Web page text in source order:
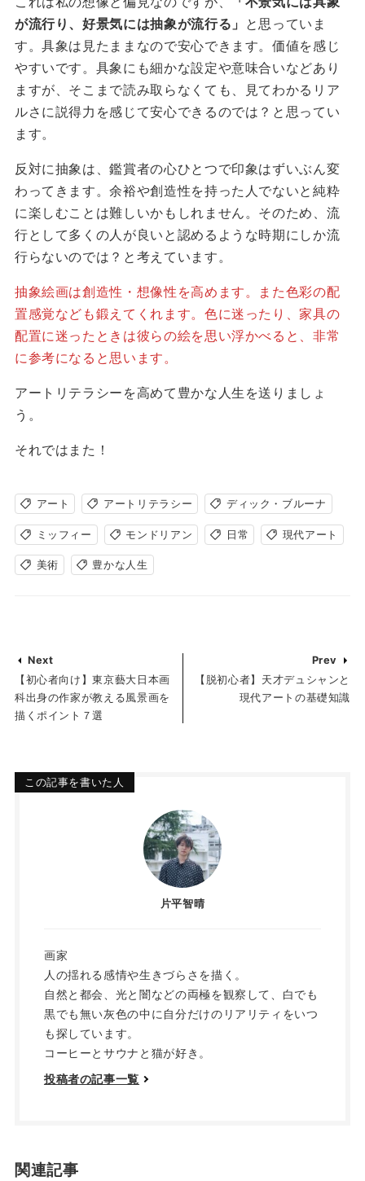
が流行り、好景気には抽象が流行る」 と思っていま
す。具象は見たままなので安心できます。価値を感じ
やすいです。具象にも細かな設定や意味合いなどあり
ますが、そこまで読み取らなくても、見てわかるリア
ルさに説得力を感じて安心できるのでは？と思ってい
ます。
反対に抽象は、鑑賞者の心ひとつで印象はずいぶん変
わってきます。余裕や創造性を持った人でないと純粋
に楽しむことは難しいかもしれません。そのため、流
行として多くの人が良いと認めるような時期にしか流
行らないのでは？と考えています。
抽象絵画は創造性・想像性を高めます。また色彩の配
置感覚なども鍛えてくれます。色に迷ったり、家具の
配置に迷ったときは彼らの絵を思い浮かべると、非常
に参考になると思います。
アートリテラシーを高めて豊かな人生を送りましょ
う。
それではまた！
アート アートリテラシー ディック・ブルーナ
ミッフィー モンドリアン 日常 現代アート
美術 豊かな人生
Next
【初心者向け】東京藝大日本画
科出身の作家が教える風景画を
描くポイント７選
Prev
【脱初心者】天才デュシャンと
現代アートの基礎知識
この記事を書いた人
片平智晴
画家
人の揺れる感情や生きづらさを描く。
自然と都会、光と闇などの両極を観察して、白でも
黒でも無い灰色の中に自分だけのリアリティをいつ
も探しています。
コーヒーとサウナと猫が好き。
投稿者の記事一覧
関連記事